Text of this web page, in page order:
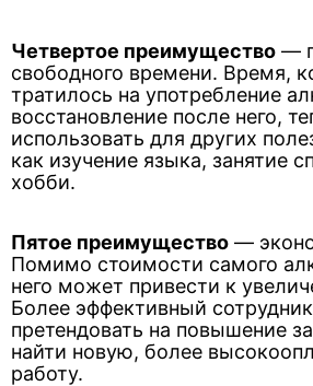
Четвертое преимущество —
свободного времени. Время,
тратилось на употребление
восстановление после него,
использовать для других
как изучение языка, занятие
хобби.
Пятое преимущество —
Помимо стоимости самого
него может привести к
Более эффективный
претендовать на повышение
найти новую, более
работу.